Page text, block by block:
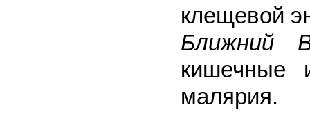
клещевой
Ближний
кишечные
малярия.